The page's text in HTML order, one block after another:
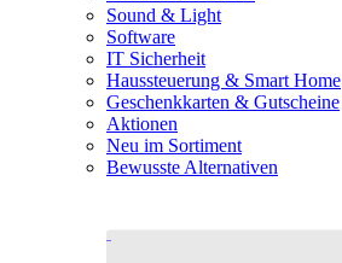
Sound & Light
Software
IT Sicherheit
Haussteuerung & Smart Home
Geschenkkarten & Gutscheine
Aktionen
Neu im Sortiment
Bewusste Alternativen